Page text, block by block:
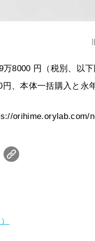
8000 円（税別、以
円、本体一括購入と
orihime.orylab.com/